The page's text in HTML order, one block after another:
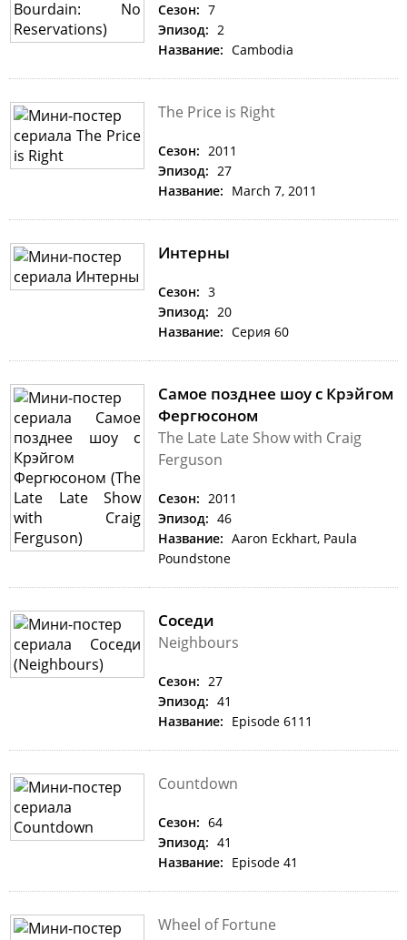
Сезон: 7
Эпизод: 2
Название: Cambodia
The Price is Right
Сезон: 2011
Эпизод: 27
Название: March 7, 2011
Интерны
Сезон: 3
Эпизод: 20
Название: Серия 60
Самое позднее шоу с Крэйгом
Фергюсоном
The Late Late Show with Craig
Ferguson
Сезон: 2011
Эпизод: 46
Название: Aaron Eckhart, Paula
Poundstone
Соседи
Neighbours
Сезон: 27
Эпизод: 41
Название: Episode 6111
Countdown
Сезон: 64
Эпизод: 41
Название: Episode 41
Wheel of Fortune